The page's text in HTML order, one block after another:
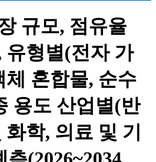
규모, 점유율
유형별(전자 가
체 혼합물, 순수
용도 산업별(반
화학, 의료 및 기